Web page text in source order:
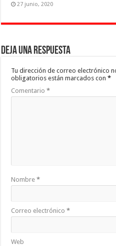
27 junio, 2020
Deja una respuesta
Tu dirección de correo electrónico
obligatorios están marcados con*
Comentario*
Nombre*
Correo electrónico*
Web